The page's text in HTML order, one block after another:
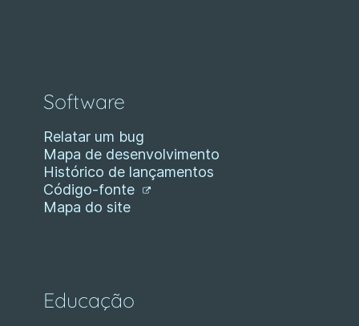
Software
Relatar um bug
Mapa de desenvolvimento
Histórico de lançamentos
Código-fonte
Mapa do site
Educação